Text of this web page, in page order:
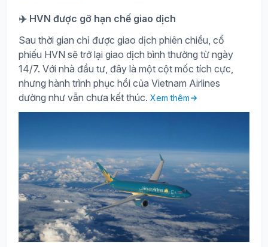
✈️ HVN được gỡ hạn chế giao dịch
Sau thời gian chỉ được giao dịch phiên chiều, cổ
phiếu HVN sẽ trở lại giao dịch bình thường từ ngày
14/7. Với nhà đầu tư, đây là một cột mốc tích cực,
nhưng hành trình phục hồi của Vietnam Airlines
dường như vẫn chưa kết thúc. Xem thêm